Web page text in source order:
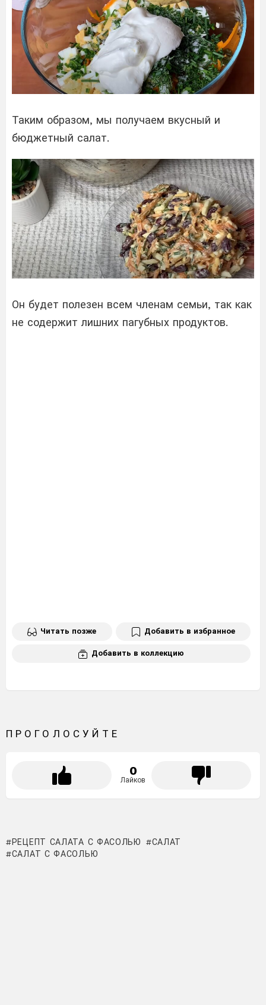
Таким образом, мы получаем вкусный и
бюджетный салат.
Он будет полезен всем членам семьи, так как
не содержит лишних пагубных продуктов.
Читать позже Добавить в избранное
Добавить в коллекцию
ПРОГОЛОСУЙТЕ
0
Лайков
РЕЦЕПТ САЛАТА С ФАСОЛЬЮ
САЛАТ
САЛАТ С ФАСОЛЬЮ